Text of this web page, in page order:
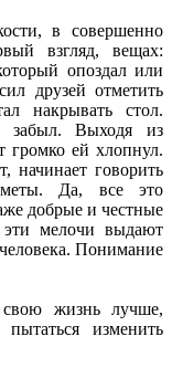
в совершенно
взгляд, вещах:
опоздал или
друзей отметить
накрывать стол.
забыл. Выходя из
громко ей хлопнул.
начинает говорить
Да, все это
добрые и честные
мелочи выдают
Понимание
жизнь лучше,
изменить